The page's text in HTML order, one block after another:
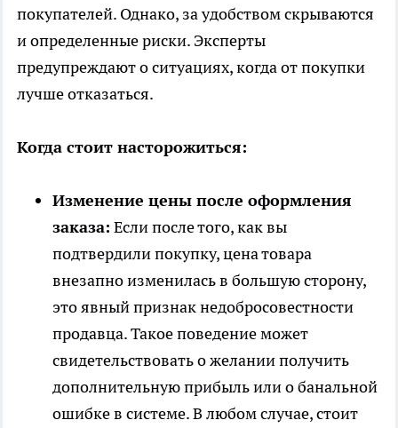
покупателей. Однако, за удобством скрываются
и определенные риски. Эксперты
предупреждают о ситуациях, когда от покупки
лучше отказаться.
Когда стоит насторожиться:
Изменение цены после оформления
заказа: Если после того, как вы
подтвердили покупку, цена товара
внезапно изменилась в большую сторону,
это явный признак недобросовестности
продавца. Такое поведение может
свидетельствовать о желании получить
дополнительную прибыль или о банальной
ошибке в системе. В любом случае, стоит